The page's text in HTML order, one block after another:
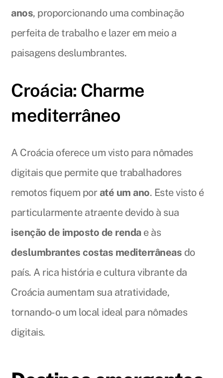
anos, proporcionando uma combinação
perfeita de trabalho e lazer em meio a
paisagens deslumbrantes.
Croácia: Charme
mediterrâneo
A Croácia oferece um visto para nômades
digitais que permite que trabalhadores
remotos fiquem por até um ano. Este visto é
particularmente atraente devido à sua
isenção de imposto de rendae às
deslumbrantes costas mediterrâneas do
país. A rica história e cultura vibrante da
Croácia aumentam sua atratividade,
tornando-o um local ideal para nômades
digitais.